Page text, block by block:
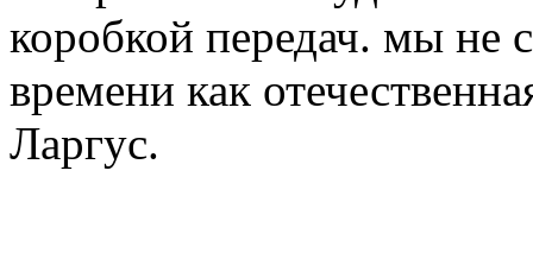
коробкой передач. мы не
времени как
Ларгус.